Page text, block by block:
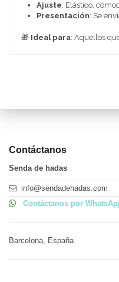
Ajuste: Elástico,
Presentación: Se
🎁 Ideal para: Aquellos
Contáctanos
Senda de hadas
info@sendadehadas.com
Contáctanos por
Barcelona, España